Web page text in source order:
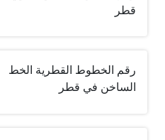
قطر
رقم الخطوط القطرية الخط
الساخن في قطر